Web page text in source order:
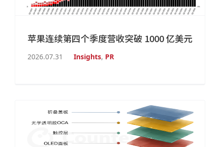
苹果连续第四个季度营收突破 1000 亿美元
2026.07.31 Insights, PR